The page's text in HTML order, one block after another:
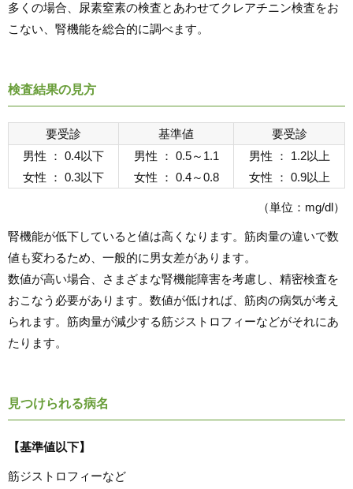
多くの場合、尿素窒素の検査とあわせてクレアチニン検査をお
こない、腎機能を総合的に調べます。
検査結果の見方
要受診 基準値
要受診
男性 ： 0.4以下
女性 ： 0.3以下
男性 ： 0.5～1.1
女性 ： 0.4～0.8
男性 ： 1.2以上
女性 ： 0.9以上
（単位：mg/dl）
腎機能が低下していると値は高くなります。筋肉量の違いで数
値も変わるため、一般的に男女差があります。
数値が高い場合、さまざまな腎機能障害を考慮し、精密検査を
おこなう必要があります。数値が低ければ、筋肉の病気が考え
られます。筋肉量が減少する筋ジストロフィーなどがそれにあ
たります。
見つけられる病名
【基準値以下】
筋ジストロフィーなど